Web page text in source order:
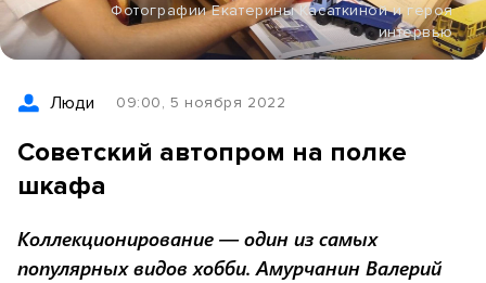
Фотографии Екатерины Касаткиной и героя
интервью
Люди 09:00, 5 ноября 2022
Cоветский автопром на полке
шкафа
Коллекционирование — один из самых
популярных видов хобби. Амурчанин Валерий